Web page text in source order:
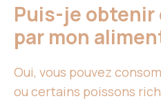
Puis-je obtenir
par mon
Oui, vous pouvez
ou certains poissons